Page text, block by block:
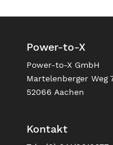
Power-to-X
Power-to-X GmbH
Martelenberger Weg
52066 Aachen
Kontakt